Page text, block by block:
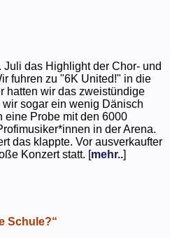
das Highlight der Chor- und
fuhren zu "6K United!" in die
hatten wir das zweistündige
sogar ein wenig Dänisch
eine Probe mit den 6000
in der Arena.
das klappte. Vor ausverkaufter
Konzert statt. [mehr..]
Schule?“